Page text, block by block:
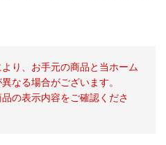
り、お手元の商品と当ホーム
なる場合がございます。
の表示内容をご確認くださ